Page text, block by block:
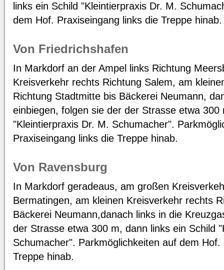
links ein Schild "Kleintierpraxis Dr. M.
dem Hof. Praxiseingang links die Treppe hinab.
Von Friedrichshafen
In Markdorf an der Ampel links Richtung
Kreisverkehr rechts Richtung Salem, am
Richtung Stadtmitte bis Bäckerei Neumann,
einbiegen, folgen sie der der Strasse etwa 300
"Kleintierpraxis Dr. M. Schumacher".
Praxiseingang links die Treppe hinab.
Von Ravensburg
In Markdorf geradeaus, am großen
Bermatingen, am kleinen Kreisverkehr rechts
Bäckerei Neumann,danach links in die
der Strasse etwa 300 m, dann links ein Schild
Schumacher". Parkmöglichkeiten auf dem
Treppe hinab.